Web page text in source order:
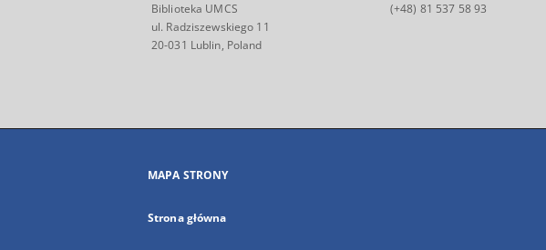
Biblioteka UMCS
ul. Radziszewskiego 11
20-031 Lublin, Poland
(+48) 81 537 58 93
MAPA STRONY
Strona główna